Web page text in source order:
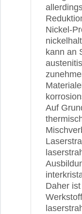
Nickel-
kann an
Auf
Daher